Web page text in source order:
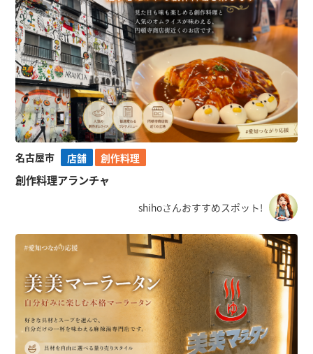
名古屋市 店舗 創作料理
創作料理アランチャ
shihoさんおすすめスポット!